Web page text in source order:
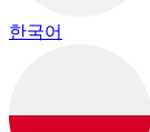
한국어